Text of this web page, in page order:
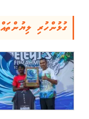
ގުޅުންހުރި ލިޔުންތައް